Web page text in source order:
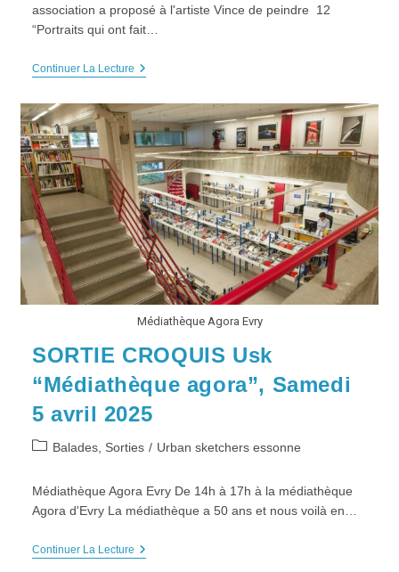
association a proposé à l'artiste Vince de peindre 12
“Portraits qui ont fait…
Continuer La LectureVIE
:
12
“Portraits
Qui
Ont
Fait
L’histoire
De
La
Ville”
Médiathèque Agora Evry
SORTIE CROQUIS Usk
“Médiathèque agora”, Samedi
5 avril 2025
PostBalades, Sorties / Urban sketchers essonne
Médiathèque Agora Evry De 14h à 17h à la médiathèque
Agora d'Evry La médiathèque a 50 ans et nous voilà en…
Continuer La LectureSORTIE